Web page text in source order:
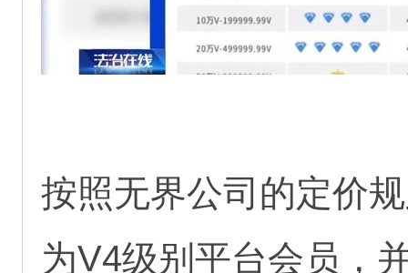
按照无界公司的定价
为V4级别平台会员，